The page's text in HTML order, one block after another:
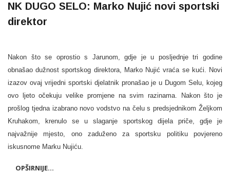
NK DUGO SELO: Marko Nujić novi sportski
direktor
Nakon što se oprostio s Jarunom, gdje je u posljednje tri godine
obnašao dužnost sportskog direktora, Marko Nujić vraća se kući. Novi
izazov ovaj vrijedni sportski djelatnik pronašao je u Dugom Selu, kojeg
ovo ljeto očekuju velike promjene na svim razinama. Nakon što je
prošlog tjedna izabrano novo vodstvo na čelu s predsjednikom Željkom
Kruhakom, krenulo se u slaganje sportskog dijela priče, gdje je
najvažnije mjesto, ono zaduženo za sportsku politiku povjereno
iskusnome Marku Nujiću.
OPŠIRNIJE...